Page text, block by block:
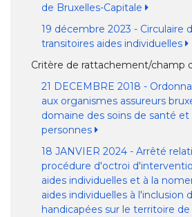
de Bruxelles-Capitale
19 décembre 2023 - Circulaire
transitoires aides individuelles
Critère de rattachement/champ
21 DECEMBRE 2018 -
aux organismes assureurs
domaine des soins de santé et
personnes
18 JANVIER 2024 - Arrêté
procédure d'octroi
aides individuelles et à la
aides individuelles à l'inclusion
handicapées sur le territoire